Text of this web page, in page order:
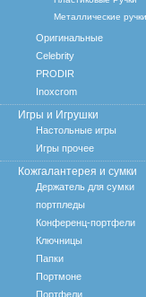
Металлические ручки
Оригинальные
Celebrity
PRODIR
Inoxcrom
Игры и Игрушки
Настольные игры
Игры прочее
Кожгалантерея и сумки
Держатель для сумки
портпледы
Конференц-портфели
Ключницы
Папки
Портмоне
Портфели